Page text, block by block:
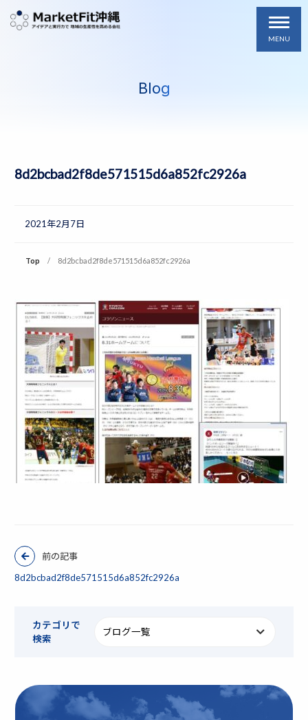
MENU
Blog
8d2bcbad2f8de571515d6a852fc2926a
2021年2月7日
Top 8d2bcbad2f8de571515d6a852fc2926a
前の記事
8d2bcbad2f8de571515d6a852fc2926a
カテゴリで
検索